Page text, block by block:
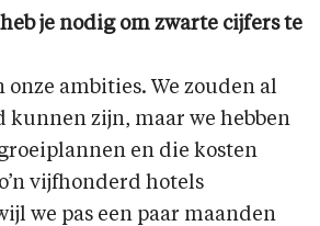
je nodig om zwarte cijfers te
onze ambities. We zouden al
kunnen zijn, maar we hebben
en die kosten
vijfhonderd hotels
we pas een paar maanden